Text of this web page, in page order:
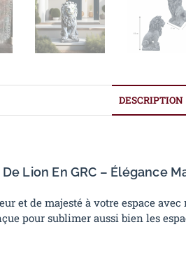
DESCRIPTION
Lion En GRC – Élégance
et de majesté à votre espace
pour sublimer aussi bien les